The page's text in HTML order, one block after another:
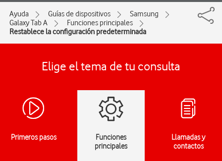
Ayuda Guías de dispositivos
Samsung
Galaxy Tab A
Funciones principales
Restablece la configuración predeterminada
Elige el tema de tu consulta
Primeros pasos
Funciones
principales
Llamadas y
contactos